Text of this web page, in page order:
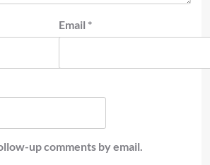
Email *
up comments by email.